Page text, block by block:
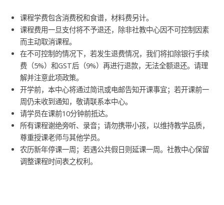
课程学费包含消费税和食谱，材料费另计。
课程费用一旦支付将不予退还，除非社教中心因不可控制因素
而主动取消课程。
在不可控制的情况下，若发生退费情况，我们将扣除银行手续
费（5%）和GST后（9%）再进行退款，无法全额退还。请理
解并注意此项政策。
开学前，本中心将通过简讯或电邮告知开课事宜；若开课前一
周仍未收到通知，敬请联系本中心。
请学员在课前10分钟前抵达。
所有课程谢绝旁听、录音；请勿携带小孩，以维持教学品质，
尊重授课老师与其他学员。
农历新年停课一周；若遇公共假日则延课一周。社教中心保留
调整课程时间表之权利。